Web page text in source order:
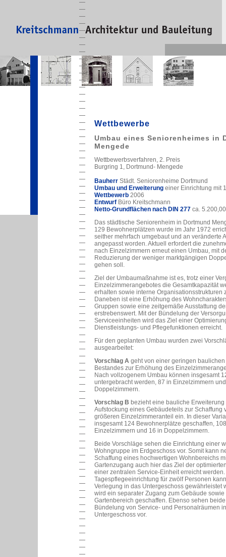
Wettbewerbe
Umbau eines Seniorenheimes in
Mengede
Wettbewerbsverfahren, 2. Preis
Burgring 1, Dortmund- Mengede
Bauherr Städt. Seniorenheime Dortmund
Umbau und Erweiterung einer Einrichtung mit
Wettbewerb 2006
Entwurf Büro Kreitschmann
Netto-Grundflächen nach DIN 277 ca.
Das städtische Seniorenheim in Dortmund
129 Bewohnerplätzen wurde im Jahr 1972
seither mehrfach umgebaut und an veränderte
angepasst worden. Aktuell erfordert die
nach Einzelzimmern erneut einen Umbau, mit
Reduzierung der weniger marktgängigen
gehen soll.
Ziel der Umbaumaßnahme ist es, trotz einer
Einzelzimmerangebotes die Gesamtkapazität
erhalten sowie interne Organisationsstrukturen
Daneben ist eine Erhöhung des
Gruppen sowie eine zeitgemäße Ausstattung
erstrebenswert. Mit der Bündelung der
Serviceeinheiten wird das Ziel einer
Dienstleistungs- und Pflegefunktionen erreicht.
Für den geplanten Umbau wurden zwei
ausgearbeitet:
Vorschlag A geht von einer geringen
Bestandes zur Erhöhung des
Nach vollzogenem Umbau können insgesamt
untergebracht werden, 87 in Einzelzimmern
Doppelzimmern.
Vorschlag B bezieht eine bauliche
Aufstockung eines Gebäudeteils zur Schaffung
größeren Einzelzimmeranteil ein. In dieser
insgesamt 124 Bewohnerplätze geschaffen,
Einzelzimmern und 16 in Doppelzimmern.
Beide Vorschläge sehen die Einrichtung einer
Wohngruppe im Erdgeschoss vor. Somit kann
Schaffung eines hochwertigen Wohnbereichs
Gartenzugang auch hier das Ziel der
einer zentralen Service-Einheit erreicht
Tagespflegeeinrichtung für zwölf Personen
Verlegung in das Untergeschoss gewährleistet
wird ein separater Zugang zum Gebäude
Gartenbereich geschaffen. Ebenso sehen
Bündelung von Service- und Personalräumen
Untergeschoss vor.